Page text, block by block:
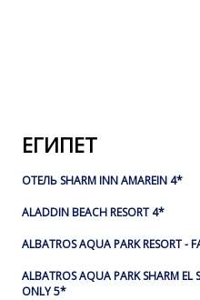
ЕГИПЕТ
ОТЕЛЬ SHARM INN AMAREIN 4*
ALADDIN BEACH RESORT 4*
ALBATROS AQUA PARK RESORT -
ALBATROS AQUA PARK SHARM EL
ONLY 5*